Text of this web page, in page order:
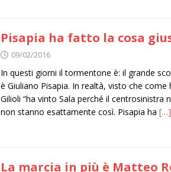
Pisapia ha fatto la cosa
09/02/2016
In questi giorni il tormentone è: il grande
è Giuliano Pisapia. In realtà, visto che
Gilioli “ha vinto Sala perché il centrosinistra
non stanno esattamente così. Pisapia ha […]
La marcia in più è Matteo